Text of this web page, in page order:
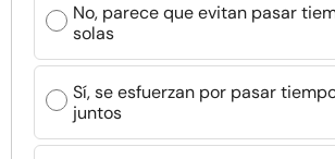
No, parece que evitan pasar
solas
Sí, se esfuerzan por pasar
juntos